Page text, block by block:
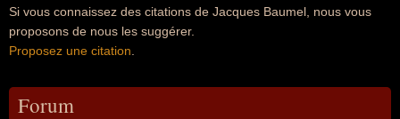
Si vous connaissez des citations de Jacques Baumel, nous vous
proposons de nous les suggérer.
Proposez une citation
Forum